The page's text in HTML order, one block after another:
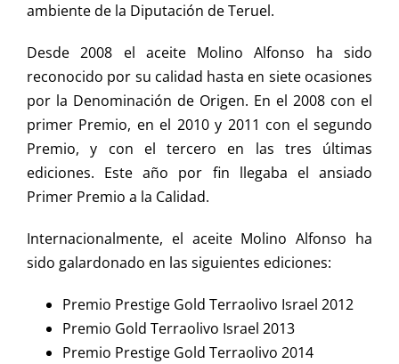
ambiente de la Diputación de Teruel.
Desde 2008 el aceite Molino Alfonso ha sido
reconocido por su calidad hasta en siete ocasiones
por la Denominación de Origen. En el 2008 con el
primer Premio, en el 2010 y 2011 con el segundo
Premio, y con el tercero en las tres últimas
ediciones. Este año por fin llegaba el ansiado
Primer Premio a la Calidad.
Internacionalmente, el aceite Molino Alfonso ha
sido galardonado en las siguientes ediciones:
Premio Prestige Gold Terraolivo Israel 2012
Premio Gold Terraolivo Israel 2013
Premio Prestige Gold Terraolivo 2014